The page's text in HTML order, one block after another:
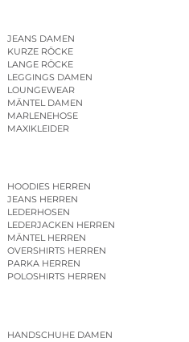
JEANS DAMEN
KURZE RÖCKE
LANGE RÖCKE
LEGGINGS DAMEN
LOUNGEWEAR
MÄNTEL DAMEN
MARLENEHOSE
MAXIKLEIDER
HOODIES HERREN
JEANS HERREN
LEDERHOSEN
LEDERJACKEN HERREN
MÄNTEL HERREN
OVERSHIRTS HERREN
PARKA HERREN
POLOSHIRTS HERREN
HANDSCHUHE DAMEN